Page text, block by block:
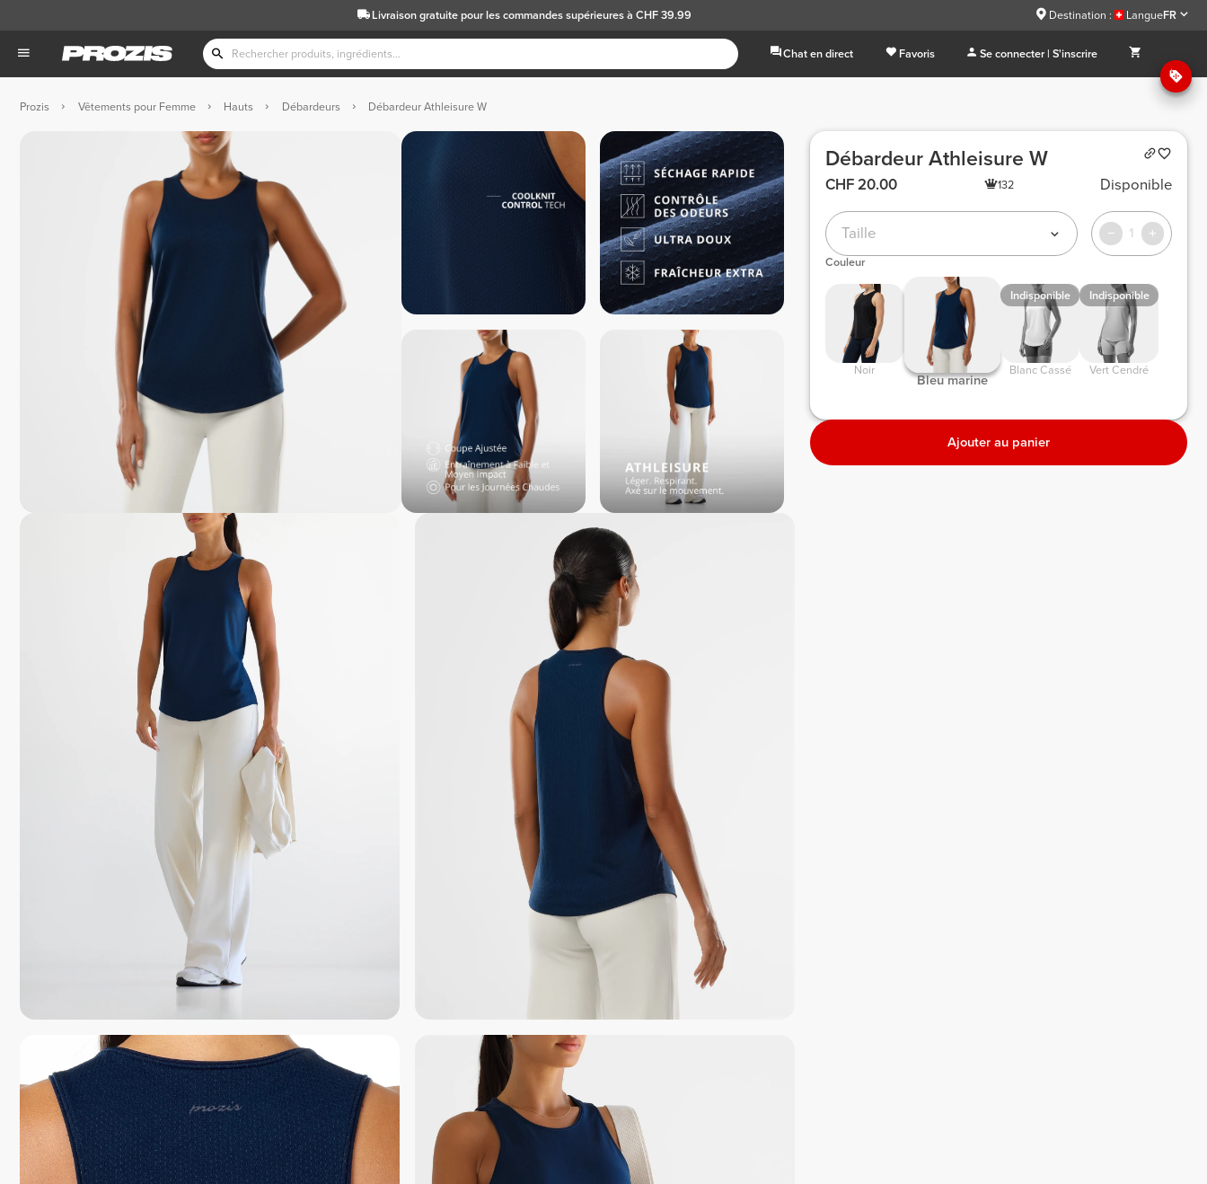
Livraison gratuitepour les commandes supérieures à CHF 39.99 Destination : LangueFR
Chat en direct Favoris Se connecter | S'inscrire
Prozis Vêtements pour Femme Hauts Débardeurs Débardeur Athleisure W
Débardeur Athleisure W
CHF 20.00 132 Disponible
Taille 1
Couleur
Noir
Bleu marine
Indisponible
Blanc Cassé
Indisponible
Vert Cendré
Ajouter au panier